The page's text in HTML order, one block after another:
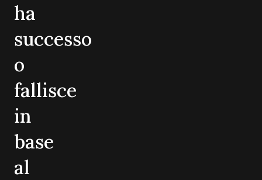
ha
successo
o
fallisce
in
base
al